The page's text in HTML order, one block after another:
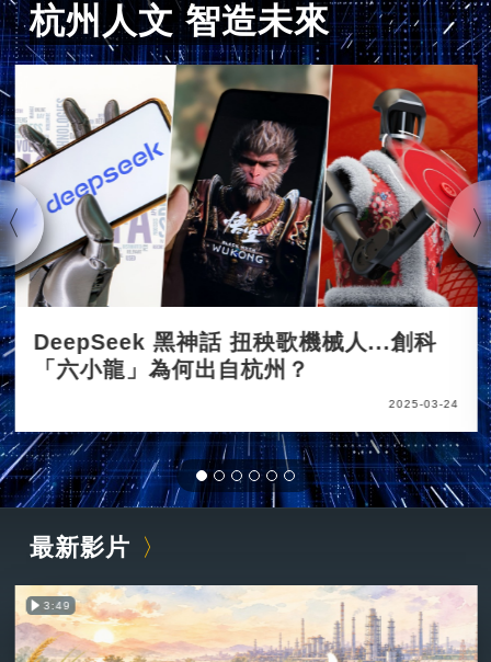
杭州人文 智造未來
DeepSeek 黑神話 扭秧歌機械人...創科
「六小龍」為何出自杭州？
2025-03-24
最新影片
3:49